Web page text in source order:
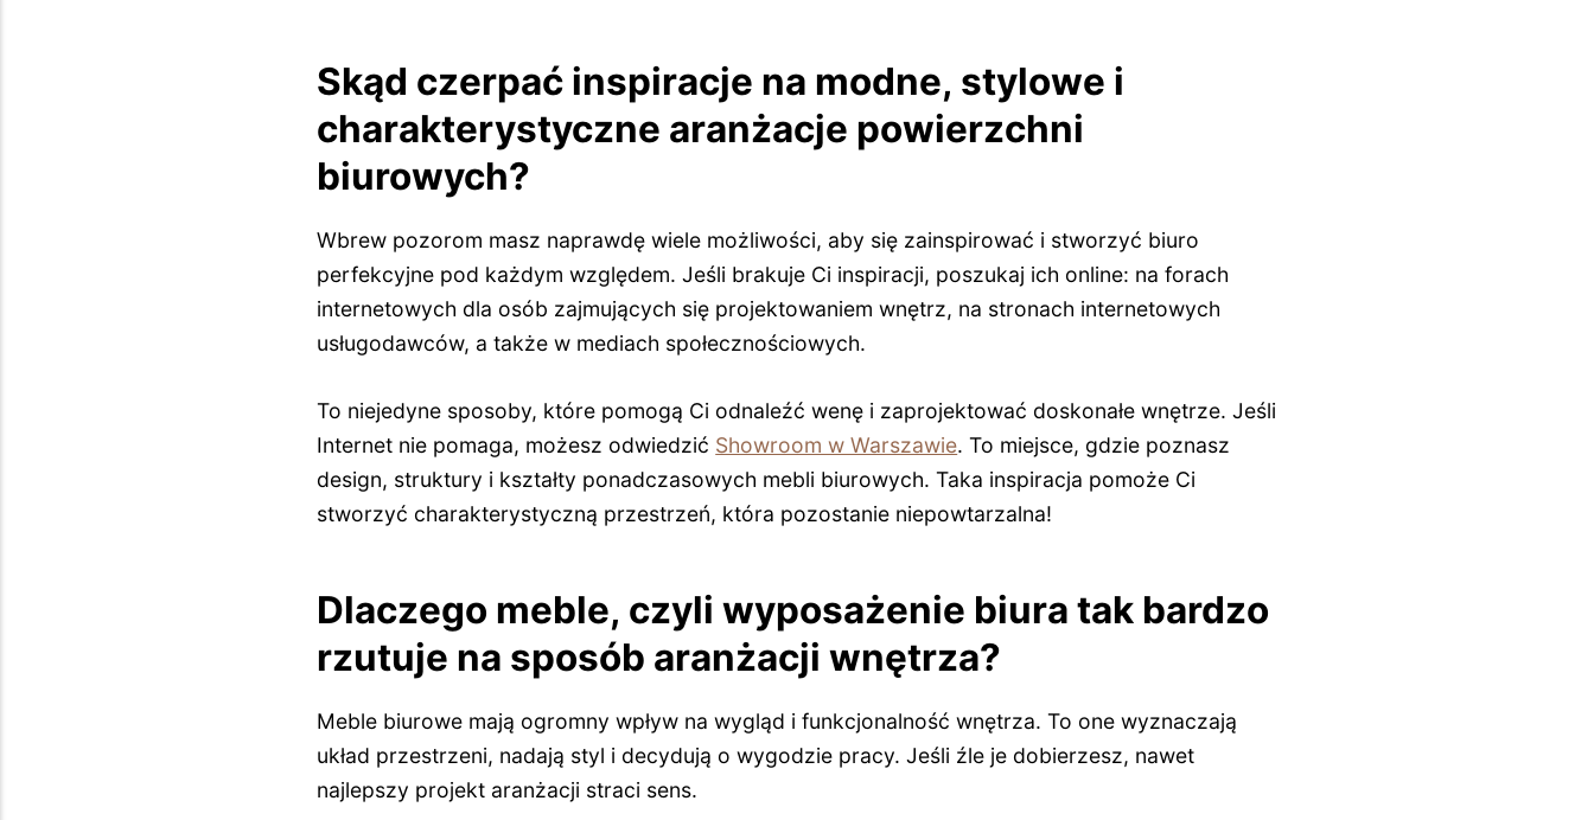
Skąd czerpać inspiracje na modne, stylowe i
charakterystyczne aranżacje powierzchni
biurowych?
Wbrew pozorom masz naprawdę wiele możliwości, aby się zainspirować i stworzyć biuro
perfekcyjne pod każdym względem. Jeśli brakuje Ci inspiracji, poszukaj ich online: na forach
internetowych dla osób zajmujących się projektowaniem wnętrz, na stronach internetowych
usługodawców, a także w mediach społecznościowych.
To niejedyne sposoby, które pomogą Ci odnaleźć wenę i zaprojektować doskonałe wnętrze. Jeśli
Internet nie pomaga, możesz odwiedzić Showroom w Warszawie. To miejsce, gdzie poznasz
design, struktury i kształty ponadczasowych mebli biurowych. Taka inspiracja pomoże Ci
stworzyć charakterystyczną przestrzeń, która pozostanie niepowtarzalna!
Dlaczego meble, czyli wyposażenie biura tak bardzo
rzutuje na sposób aranżacji wnętrza?
Meble biurowe mają ogromny wpływ na wygląd i funkcjonalność wnętrza. To one wyznaczają
układ przestrzeni, nadają styl i decydują o wygodzie pracy. Jeśli źle je dobierzesz, nawet
najlepszy projekt aranżacji straci sens.